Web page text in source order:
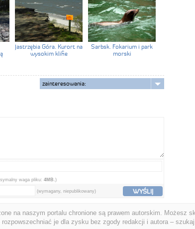
Jastrzębia Góra. Kurort na
wysokim klifie
Sarbsk. Fokarium i park
morski
zainteresowania:
waga pliku: 4MB.)
(wymagany, niepublikowany) WYŚLIJ
na naszym portalu chronione są prawem autorskim. Możesz
je dla zysku bez zgody redakcji i autora –